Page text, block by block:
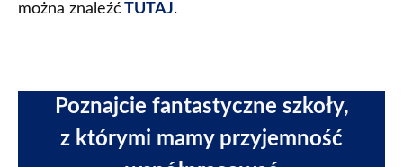
można znaleźć TUTAJ.
Poznajcie fantastyczne szkoły,
z którymi mamy przyjemność